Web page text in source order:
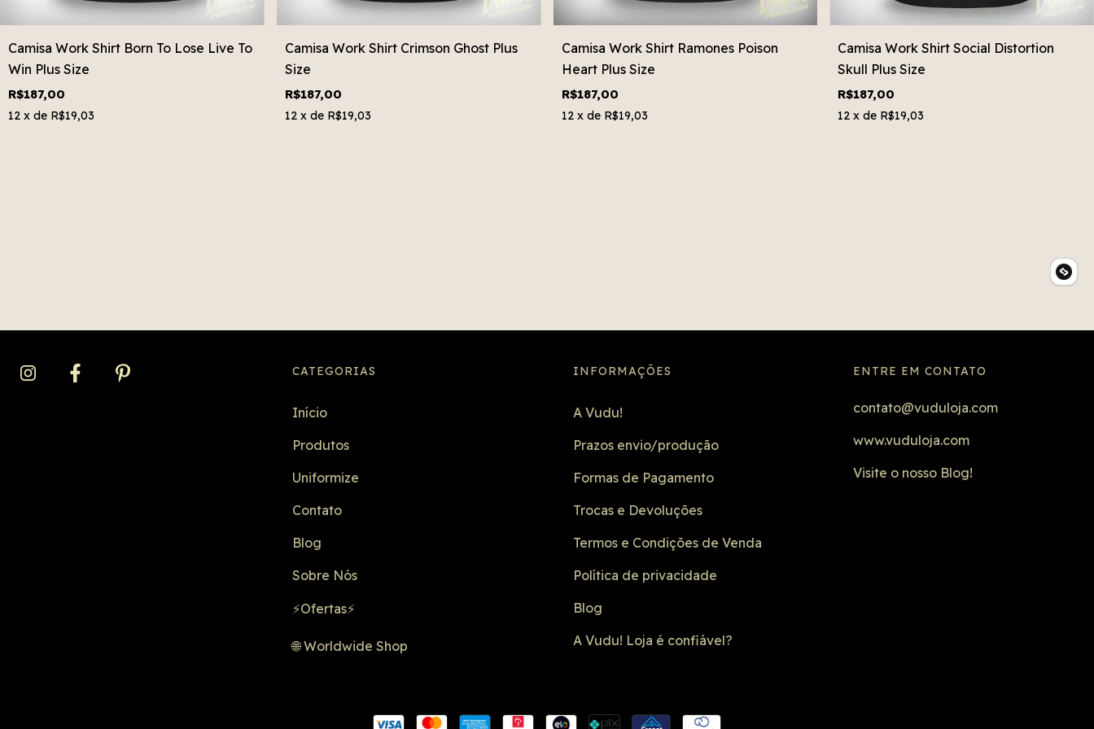
Camisa Work Shirt Born To Lose Live To
Win Plus Size
R$187,00
12 x de R$19,03
Camisa Work Shirt Crimson Ghost Plus
Size
R$187,00
12 x de R$19,03
Camisa Work Shirt Ramones Poison
Heart Plus Size
R$187,00
12 x de R$19,03
Camisa Work Shirt Social Distortion
Skull Plus Size
R$187,00
12 x de R$19,03
CATEGORIAS
Início
Produtos
Uniformize
Contato
Blog
Sobre Nós
⚡Ofertas⚡
🌐 Worldwide Shop
INFORMAÇÕES
A Vudu!
Prazos envio/produção
Formas de Pagamento
Trocas e Devoluções
Termos e Condições de Venda
Política de privacidade
Blog
A Vudu! Loja é confiável?
ENTRE EM CONTATO
contato@vuduloja.com
www.vuduloja.com
Visite o nosso Blog!